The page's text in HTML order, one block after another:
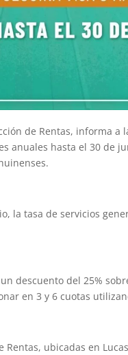
de Rentas, informa a
anuales hasta el 30 de
la tasa de servicios
descuento del 25%
en 3 y 6 cuotas
ubicadas en